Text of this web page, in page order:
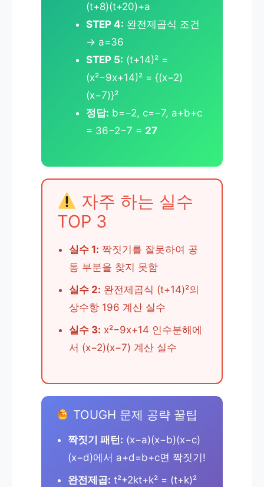
(t+8)(t+20)+a
STEP 4: 완전제곱식 조건
→ a=36
STEP 5: (t+14)² =
(x²−9x+14)² = {(x−2)
(x−7)}²
정답: b=−2, c=−7, a+b+c
= 36−2−7 = 27
자주 하는 실수
TOP 3
실수 1: 짝짓기를 잘못하여 공
통 부분을 찾지 못함
실수 2: 완전제곱식 (t+14)²의
상수항 196 계산 실수
실수 3: x²−9x+14 인수분해에
서 (x−2)(x−7) 계산 실수
TOUGH 문제 공략 꿀팁
짝짓기 패턴: (x−a)(x−b)(x−c)
(x−d)에서 a+d=b+c면 짝짓기!
완전제곱: t²+2kt+k² = (t+k)²